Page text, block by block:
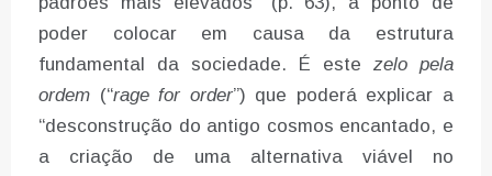
poder colocar em causa da estrutura
fundamental da sociedade. É este zelo pela
ordem (“rage for order”) que poderá explicar a
“desconstrução do antigo cosmos encantado, e
a criação de uma alternativa viável no